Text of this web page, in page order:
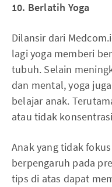
10. Berlatih Yoga
Dilansir dari
lagi yoga memberi
tubuh. Selain
dan mental, yoga
belajar anak.
atau tidak
Anak yang tidak
berpengaruh pada
tips di atas dapat